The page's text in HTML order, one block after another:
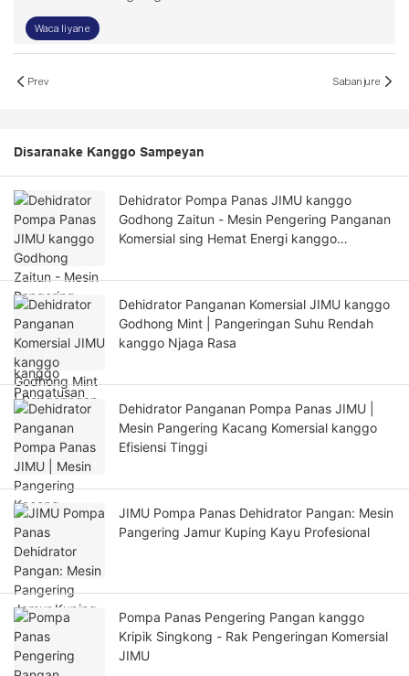
Waca liyane
Prev Sabanjure
Disaranake Kanggo Sampeyan
Dehidrator Pompa Panas JIMU kanggo
Godhong Zaitun - Mesin Pengering Panganan
Komersial sing Hemat Energi kanggo
Dehidrator Panganan Komersial JIMU kanggo
Godhong Mint | Pangeringan Suhu Rendah
kanggo Njaga Rasa
Dehidrator Panganan Pompa Panas JIMU |
Mesin Pangering Kacang Komersial kanggo
Efisiensi Tinggi
JIMU Pompa Panas Dehidrator Pangan: Mesin
Pangering Jamur Kuping Kayu Profesional
Pompa Panas Pengering Pangan kanggo
Kripik Singkong - Rak Pengeringan Komersial
JIMU